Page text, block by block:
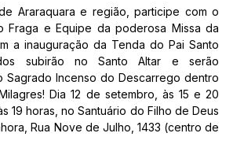
Araraquara e região, participe com o
Fraga e Equipe da poderosa Missa da
a inauguração da Tenda do Pai Santo
subirão no Santo Altar e serão
Sagrado Incenso do Descarrego dentro
Dia 12 de setembro, às 15 e 20
19 horas, no Santuário do Filho de Deus
Rua Nove de Julho, 1433 (centro de